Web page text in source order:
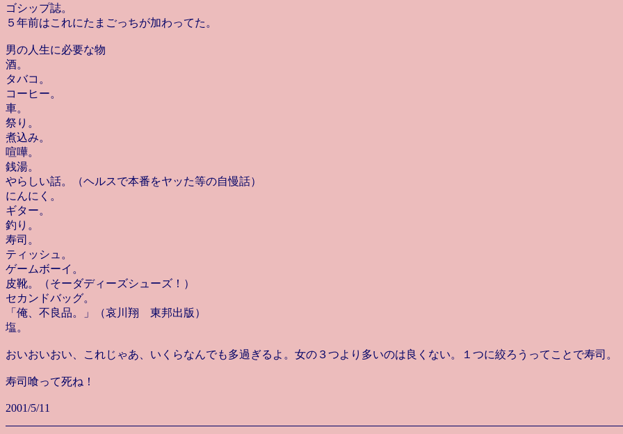
ゴシップ誌。
５年前はこれにたまごっちが加わってた。
男の人生に必要な物
酒。
タバコ。
コーヒー。
車。
祭り。
煮込み。
喧嘩。
銭湯。
やらしい話。（ヘルスで本番をヤッた等の自慢話）
にんにく。
ギター。
釣り。
寿司。
ティッシュ。
ゲームボーイ。
皮靴。（そーダディーズシューズ！）
セカンドバッグ。
「俺、不良品。」（哀川翔 東邦出版）
塩。
おいおいおい、これじゃあ、いくらなんでも多過ぎるよ。女の３つより多いのは良くない。１つに絞ろうってことで寿司。
寿司喰って死ね！
2001/5/11